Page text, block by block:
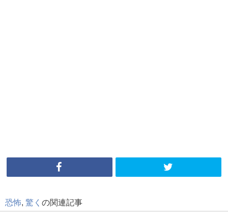
恐怖 驚く の関連記事